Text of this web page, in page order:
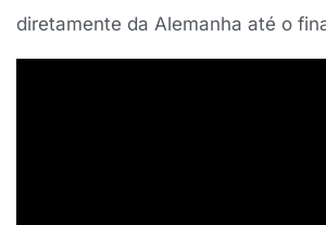
diretamente da Alemanha até o